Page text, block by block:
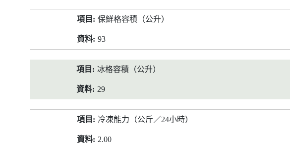
保鮮格容積（公升）
93
冰格容積（公升）
29
冷凍能力（公斤／24小時）
2.00